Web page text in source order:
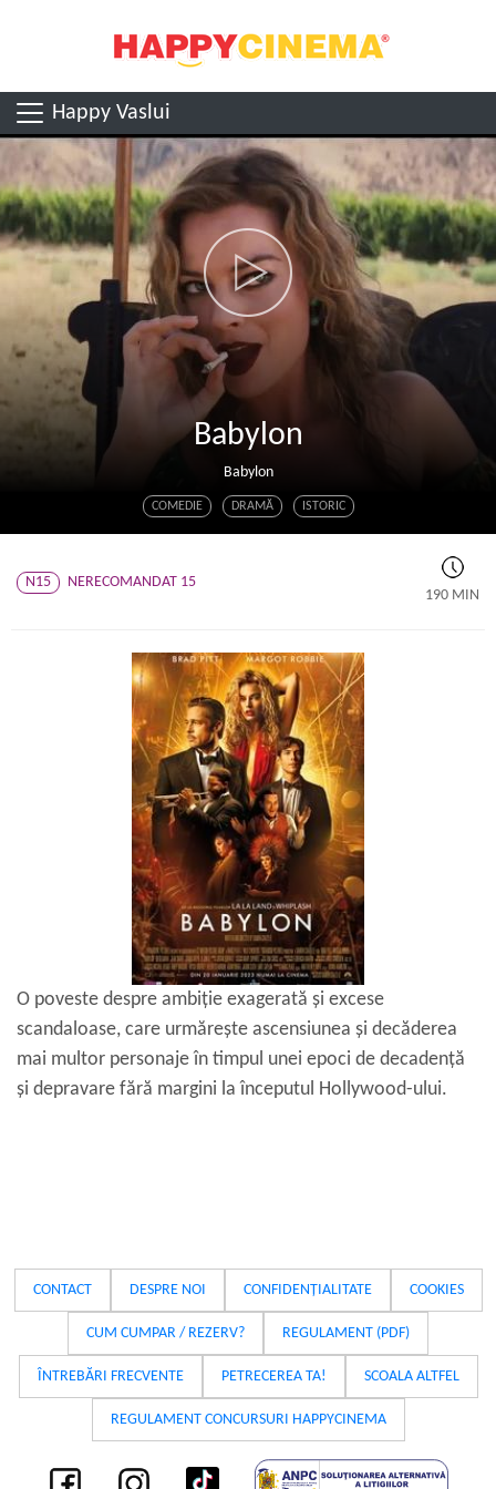
Happy Vaslui
Babylon
Babylon
COMEDIE DRAMĂ ISTORIC
N15
NERECOMANDAT 15
190 MIN
O poveste despre ambiție exagerată și excese
scandaloase, care urmărește ascensiunea și decăderea
mai multor personaje în timpul unei epoci de decadență
și depravare fără margini la începutul Hollywood-ului.
CONTACT DESPRE NOI CONFIDENȚIALITATE COOKIES
CUM CUMPAR / REZERV? REGULAMENT (PDF)
ÎNTREBĂRI FRECVENTE PETRECEREA TA! SCOALA ALTFEL
REGULAMENT CONCURSURI HAPPYCINEMA